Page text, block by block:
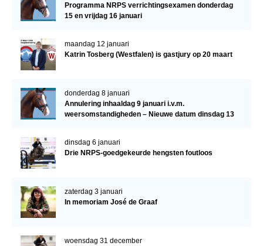
Programma NRPS verrichtingsexamen donderdag
15 en vrijdag 16 januari
maandag 12 januari
Katrin Tosberg (Westfalen) is gastjury op 20 maart
donderdag 8 januari
Annulering inhaaldag 9 januari i.v.m.
weersomstandigheden – Nieuwe datum dinsdag 13
dinsdag 6 januari
Drie NRPS-goedgekeurde hengsten foutloos
zaterdag 3 januari
In memoriam José de Graaf
woensdag 31 december